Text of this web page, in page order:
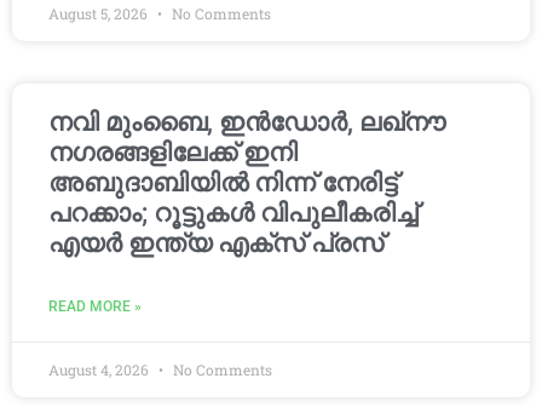
August 5, 2026 No Comments
നവി മുംബൈ, ഇൻഡോർ, ലഖ്നൗ
നഗരങ്ങളിലേക്ക് ഇനി
അബുദാബിയിൽ നിന്ന് നേരിട്ട്
പറക്കാം; റൂട്ടുകൾ വിപുലീകരിച്ച്
എയർ ഇന്ത്യ എക്സ് പ്രസ്
READ MORE »
August 4, 2026 No Comments